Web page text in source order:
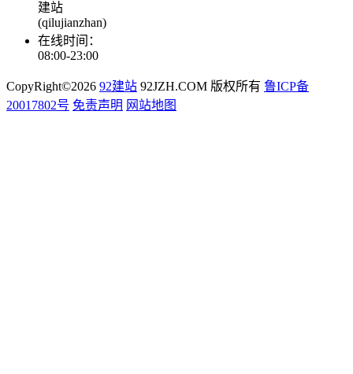
建站
(qilujianzhan)
在线时间：
08:00-23:00
CopyRight©2026 92建站 92JZH.COM 版权所有 鲁ICP备
20017802号 免责声明 网站地图